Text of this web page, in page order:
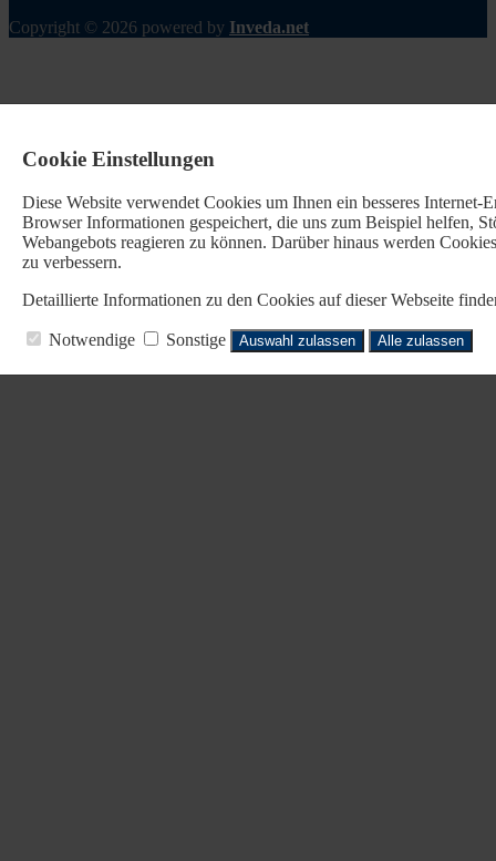
Copyright © 2026 powered by Inveda.net
Cookie Einstellungen
Diese Website verwendet Cookies um Ihnen ein besseres
Browser Informationen gespeichert, die uns zum Beispiel helfen,
Webangebots reagieren zu können. Darüber hinaus werden
zu verbessern.
Detaillierte Informationen zu den Cookies auf dieser Webseite
Notwendige Sonstige Auswahl zulassen Alle zulassen